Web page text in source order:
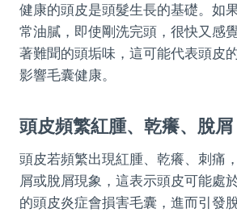
健康的頭皮是頭髮生長的基礎。如
常油膩，即使剛洗完頭，很快又感
著難聞的頭垢味，這可能代表頭皮
影響毛囊健康。
頭皮頻繁紅腫、乾癢、脫屑
頭皮若頻繁出現紅腫、乾癢、刺痛
屑或脫屑現象，這表示頭皮可能處
的頭皮炎症會損害毛囊，進而引發脫